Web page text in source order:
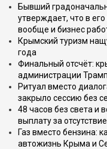
Бывший
утверждает, что в
вообще и бизнес
Крымский туризм
года
Финальный отсчёт:
администрации
Ритуал вместо
закрыло сессию без
48 часов без света и
выплату за
Газ вместо бензина:
автожизнь Крыма и